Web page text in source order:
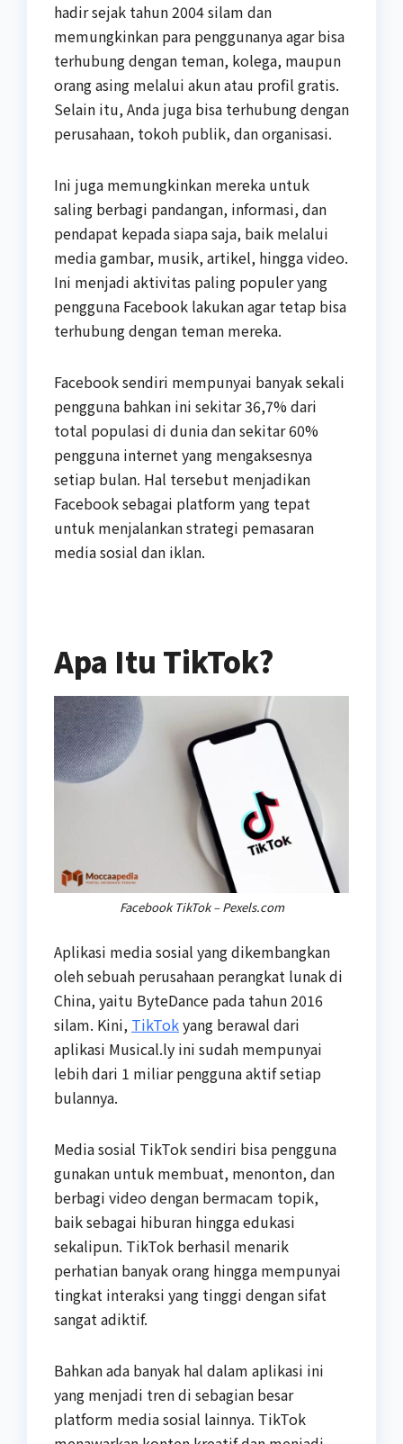
hadir sejak tahun 2004 silam dan
memungkinkan para penggunanya agar bisa
terhubung dengan teman, kolega, maupun
orang asing melalui akun atau profil gratis.
Selain itu, Anda juga bisa terhubung dengan
perusahaan, tokoh publik, dan organisasi.
Ini juga memungkinkan mereka untuk
saling berbagi pandangan, informasi, dan
pendapat kepada siapa saja, baik melalui
media gambar, musik, artikel, hingga video.
Ini menjadi aktivitas paling populer yang
pengguna Facebook lakukan agar tetap bisa
terhubung dengan teman mereka.
Facebook sendiri mempunyai banyak sekali
pengguna bahkan ini sekitar 36,7% dari
total populasi di dunia dan sekitar 60%
pengguna internet yang mengaksesnya
setiap bulan. Hal tersebut menjadikan
Facebook sebagai platform yang tepat
untuk menjalankan strategi pemasaran
media sosial dan iklan.
Apa Itu TikTok?
Facebook TikTok – Pexels.com
Aplikasi media sosial yang dikembangkan
oleh sebuah perusahaan perangkat lunak di
China, yaitu ByteDance pada tahun 2016
silam. Kini, TikTokyang berawal dari
aplikasi Musical.ly ini sudah mempunyai
lebih dari 1 miliar pengguna aktif setiap
bulannya.
Media sosial TikTok sendiri bisa pengguna
gunakan untuk membuat, menonton, dan
berbagi video dengan bermacam topik,
baik sebagai hiburan hingga edukasi
sekalipun. TikTok berhasil menarik
perhatian banyak orang hingga mempunyai
tingkat interaksi yang tinggi dengan sifat
sangat adiktif.
Bahkan ada banyak hal dalam aplikasi ini
yang menjadi tren di sebagian besar
platform media sosial lainnya. TikTok